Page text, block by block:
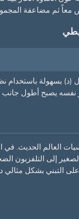
ثم مضاعفة
العالم الحديث. في
إلى التلفزيون
على التبني بشكل